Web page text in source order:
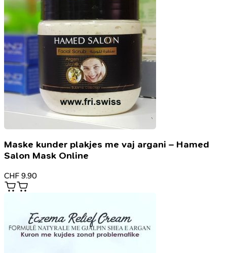
Maske kunder plakjes me vaj argani – Hamed
Salon Mask Online
CHF 9.90